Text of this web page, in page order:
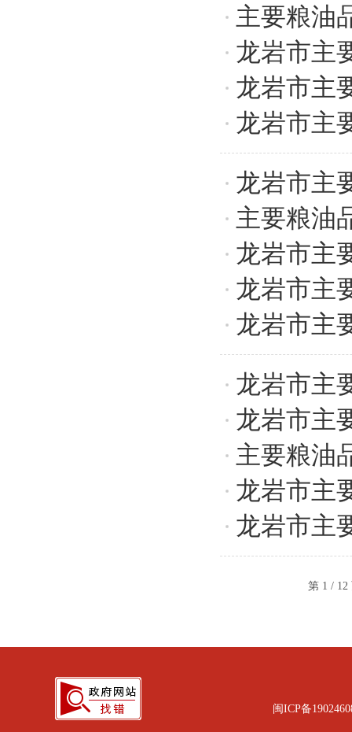
主要粮油
龙岩市主
龙岩市主
龙岩市主
龙岩市主
主要粮油
龙岩市主
龙岩市主
龙岩市主
龙岩市主
龙岩市主
主要粮油
龙岩市主
龙岩市主
第 1 /
闽ICP备